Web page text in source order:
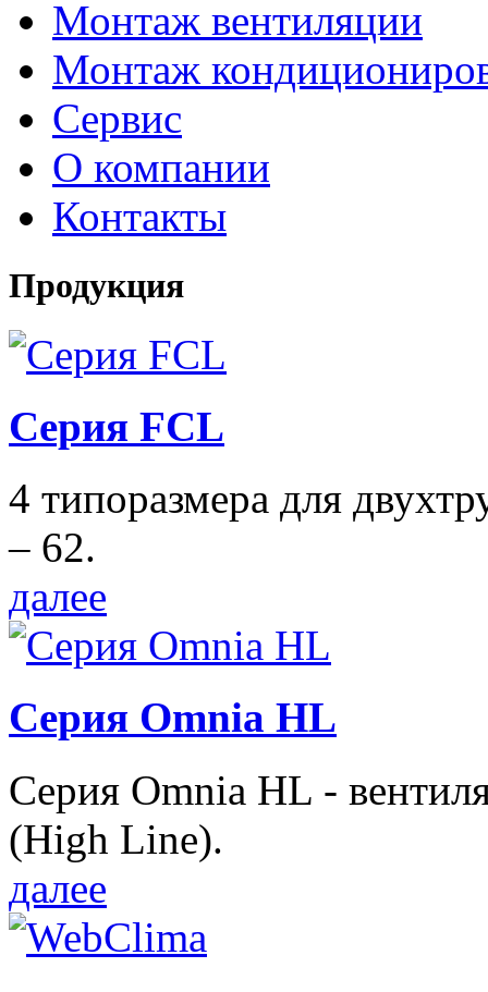
Монтаж вентиляции
Монтаж
Сервис
О компании
Контакты
Продукция
Серия FCL
4 типоразмера для
– 62.
далее
Серия Omnia HL
Серия Omnia HL -
(High Line).
далее